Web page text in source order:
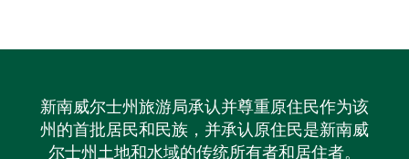
新南威尔士州旅游局承认并尊重原住民作为该
州的首批居民和民族，并承认原住民是新南威
尔士州土地和水域的传统所有者和居住者。